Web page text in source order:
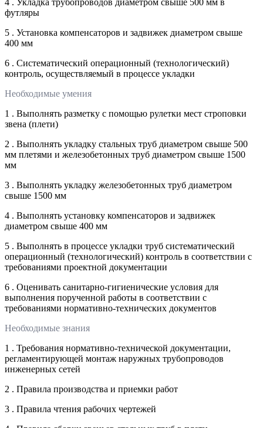
4 . Укладка трубопроводов диаметром свыше 500 мм в
футляры
5 . Установка компенсаторов и задвижек диаметром свыше
400 мм
6 . Систематический операционный (технологический)
контроль, осуществляемый в процессе укладки
Необходимые умения
1 . Выполнять разметку с помощью рулетки мест строповки
звена (плети)
2 . Выполнять укладку стальных труб диаметром свыше 500
мм плетями и железобетонных труб диаметром свыше 1500
мм
3 . Выполнять укладку железобетонных труб диаметром
свыше 1500 мм
4 . Выполнять установку компенсаторов и задвижек
диаметром свыше 400 мм
5 . Выполнять в процессе укладки труб систематический
операционный (технологический) контроль в соответствии с
требованиями проектной документации
6 . Оценивать санитарно-гигиенические условия для
выполнения порученной работы в соответствии с
требованиями нормативно-технических документов
Необходимые знания
1 . Требования нормативно-технической документации,
регламентирующей монтаж наружных трубопроводов
инженерных сетей
2 . Правила производства и приемки работ
3 . Правила чтения рабочих чертежей